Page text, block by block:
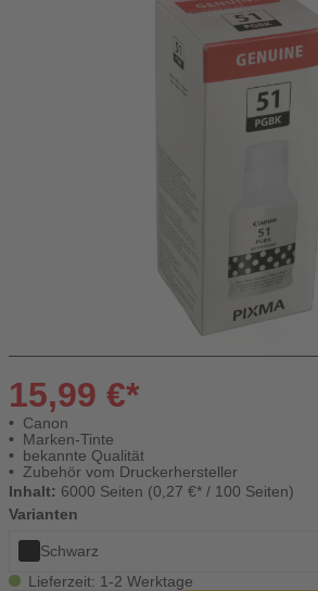
15,99 €*
Canon
Marken-Tinte
bekannte Qualität
Zubehör vom Druckerhersteller
Inhalt: 6000 Seiten (0,27 €* / 100 Seiten)
Varianten
Schwarz
Lieferzeit: 1-2 Werktage